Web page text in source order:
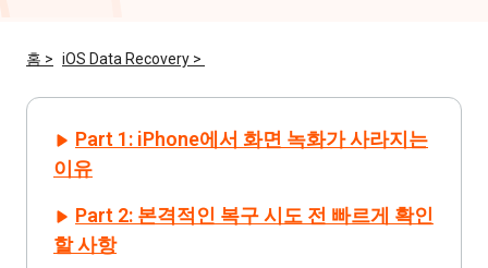
iOS
iAnyGo
홈 > iOS Data Recovery >
Part 1: iPhone에서 화면 녹화가 사라지는
이유
Part 2: 본격적인 복구 시도 전 빠르게 확인
할 사항